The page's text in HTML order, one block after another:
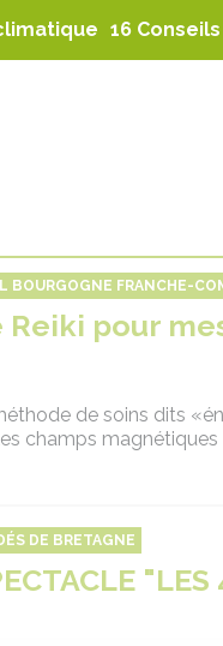
(current)
16
BOURGOGNE FRANCHE-
pour
de soins dits
champs
DE BRETAGNE